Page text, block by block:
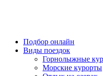
Подбор онлайн
Виды поездок
Горнолыжные
Морские курорты